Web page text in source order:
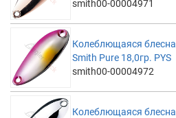
smith00-00004971
Колеблющаяся блесна
Smith Pure 18,0гр. PYS
smith00-00004972
Колеблющаяся блесна